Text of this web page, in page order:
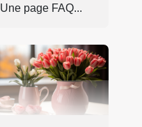
Une page FAQ...